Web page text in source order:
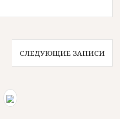
СЛЕДУЮЩИЕ ЗАПИСИ